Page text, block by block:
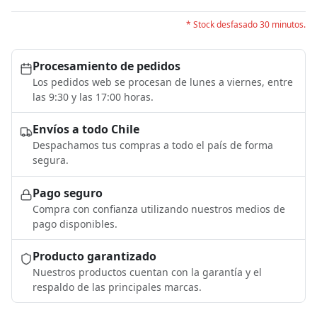
* Stock desfasado 30 minutos.
Procesamiento de pedidos
Los pedidos web se procesan de lunes a viernes, entre
las 9:30 y las 17:00 horas.
Envíos a todo Chile
Despachamos tus compras a todo el país de forma
segura.
Pago seguro
Compra con confianza utilizando nuestros medios de
pago disponibles.
Producto garantizado
Nuestros productos cuentan con la garantía y el
respaldo de las principales marcas.